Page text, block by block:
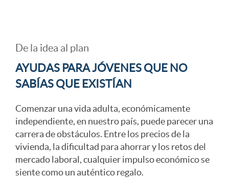
c
o
n
a
e
c
r
t
2
6
De la idea al plan
AYUDAS PARA JÓVENES QUE NO
SABÍAS QUE EXISTÍAN
Comenzar una vida adulta, económicamente
independiente, en nuestro país, puede parecer una
carrera de obstáculos. Entre los precios de la
vivienda, la dificultad para ahorrar y los retos del
mercado laboral, cualquier impulso económico se
siente como un auténtico regalo.